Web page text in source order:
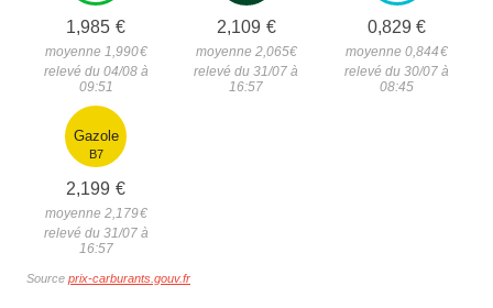
1,985 €
moyenne 1,990€
relevé du 04/08 à
09:51
2,109 €
moyenne 2,065€
relevé du 31/07 à
16:57
0,829 €
moyenne 0,844€
relevé du 30/07 à
08:45
Gazole
B7
2,199 €
moyenne 2,179€
relevé du 31/07 à
16:57
Source prix-carburants.gouv.fr